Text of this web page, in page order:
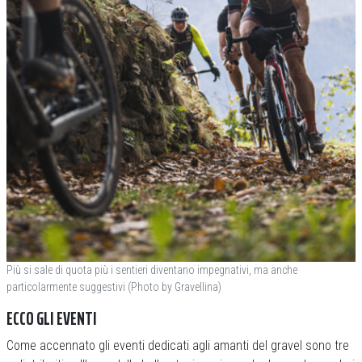
Più si sale di quota più i sentieri diventano impegnativi, ma anche
particolarmente suggestivi (Photo by Gravellina)
ECCO GLI EVENTI
Come accennato gli eventi dedicati agli amanti del gravel sono tre